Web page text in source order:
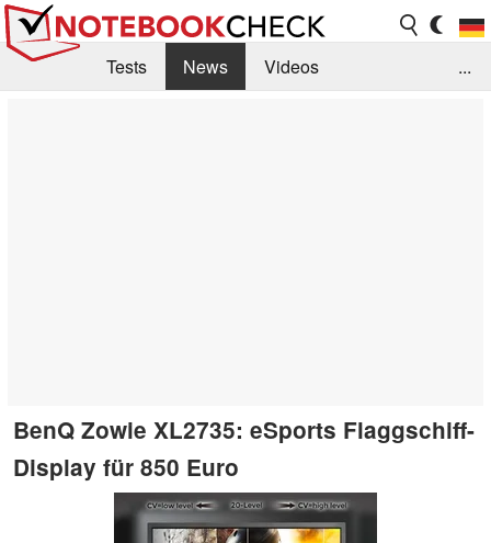
Tests News
Videos
...
BenQ Zowie XL2735: eSports Flaggschiff-
Display für 850 Euro